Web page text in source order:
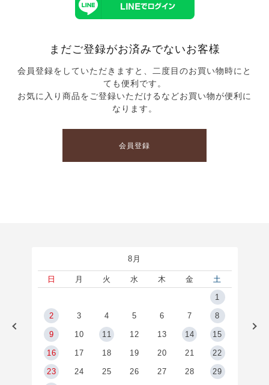
まだご登録がお済みでないお客様
会員登録をしていただきますと、二度目のお買い物時にと
ても便利です。
お気に入り商品をご登録いただけるなどお買い物が便利に
なります。
会員登録
8月
日 月 火 水 木 金
土
1
2 3 4 5 6 7 8
9 10 11 12 13 14 15
16 17 18 19 20 21 22
23 24 25 26 27 28 29